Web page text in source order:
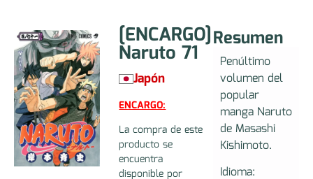
[ENCARGO]
Naruto 71
Japón
ENCARGO:
La compra de este
producto se
encuentra
disponible por
Resumen
Penúltimo
volumen del
popular
manga Naruto
de Masashi
Kishimoto.
Idioma: